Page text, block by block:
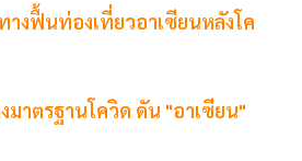
งฟื้นท่องเที่ยวอาเซียนหลังโค
มาตรฐานโควิด ดัน "อาเซียน"